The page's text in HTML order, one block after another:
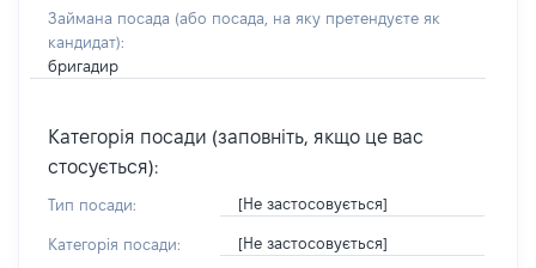
Займана посада (або посада, на яку претендуєте як
кандидат):
бригадир
Категорія посади (заповніть, якщо це вас
стосується):
Тип посади: [Не застосовується]
Категорія посади: [Не застосовується]